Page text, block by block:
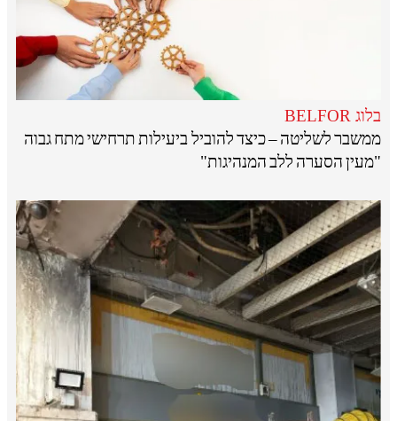
בלוג BELFOR
ממשבר לשליטה – כיצד להוביל ביעילות תרחישי מתח גבוה
"מעין הסערה ללב המנהיגות"